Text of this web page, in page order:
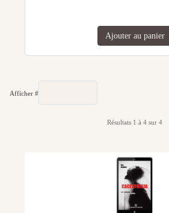
Ajouter au panier
Afficher #
Résultats 1 à 4 sur 4